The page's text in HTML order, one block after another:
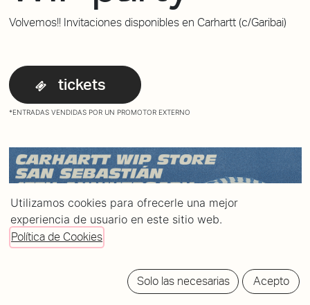
Volvemos!! Invitaciones disponibles en Carhartt (c/Garibai)
tickets
*ENTRADAS VENDIDAS POR UN PROMOTOR EXTERNO
Utilizamos cookies para ofrecerle una mejor
experiencia de usuario en este sitio web.
Política de Cookies
Solo las necesarias Acepto